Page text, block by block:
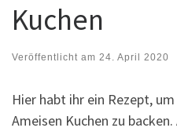
Kuchen
Veröffentlicht am 24. April 2020
Hier habt ihr ein Rezept,
Ameisen Kuchen zu